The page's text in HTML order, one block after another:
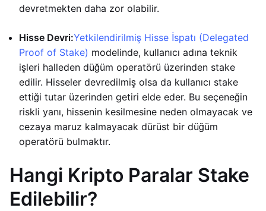
devretmekten daha zor olabilir.
Hisse Devri:Yetkilendirilmiş Hisse İspatı (Delegated
Proof of Stake) modelinde, kullanıcı adına teknik
işleri halleden düğüm operatörü üzerinden stake
edilir. Hisseler devredilmiş olsa da kullanıcı stake
ettiği tutar üzerinden getiri elde eder. Bu seçeneğin
riskli yanı, hissenin kesilmesine neden olmayacak ve
cezaya maruz kalmayacak dürüst bir düğüm
operatörü bulmaktır.
Hangi Kripto Paralar Stake
Edilebilir?